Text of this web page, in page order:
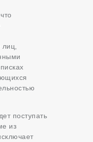
поступать
из